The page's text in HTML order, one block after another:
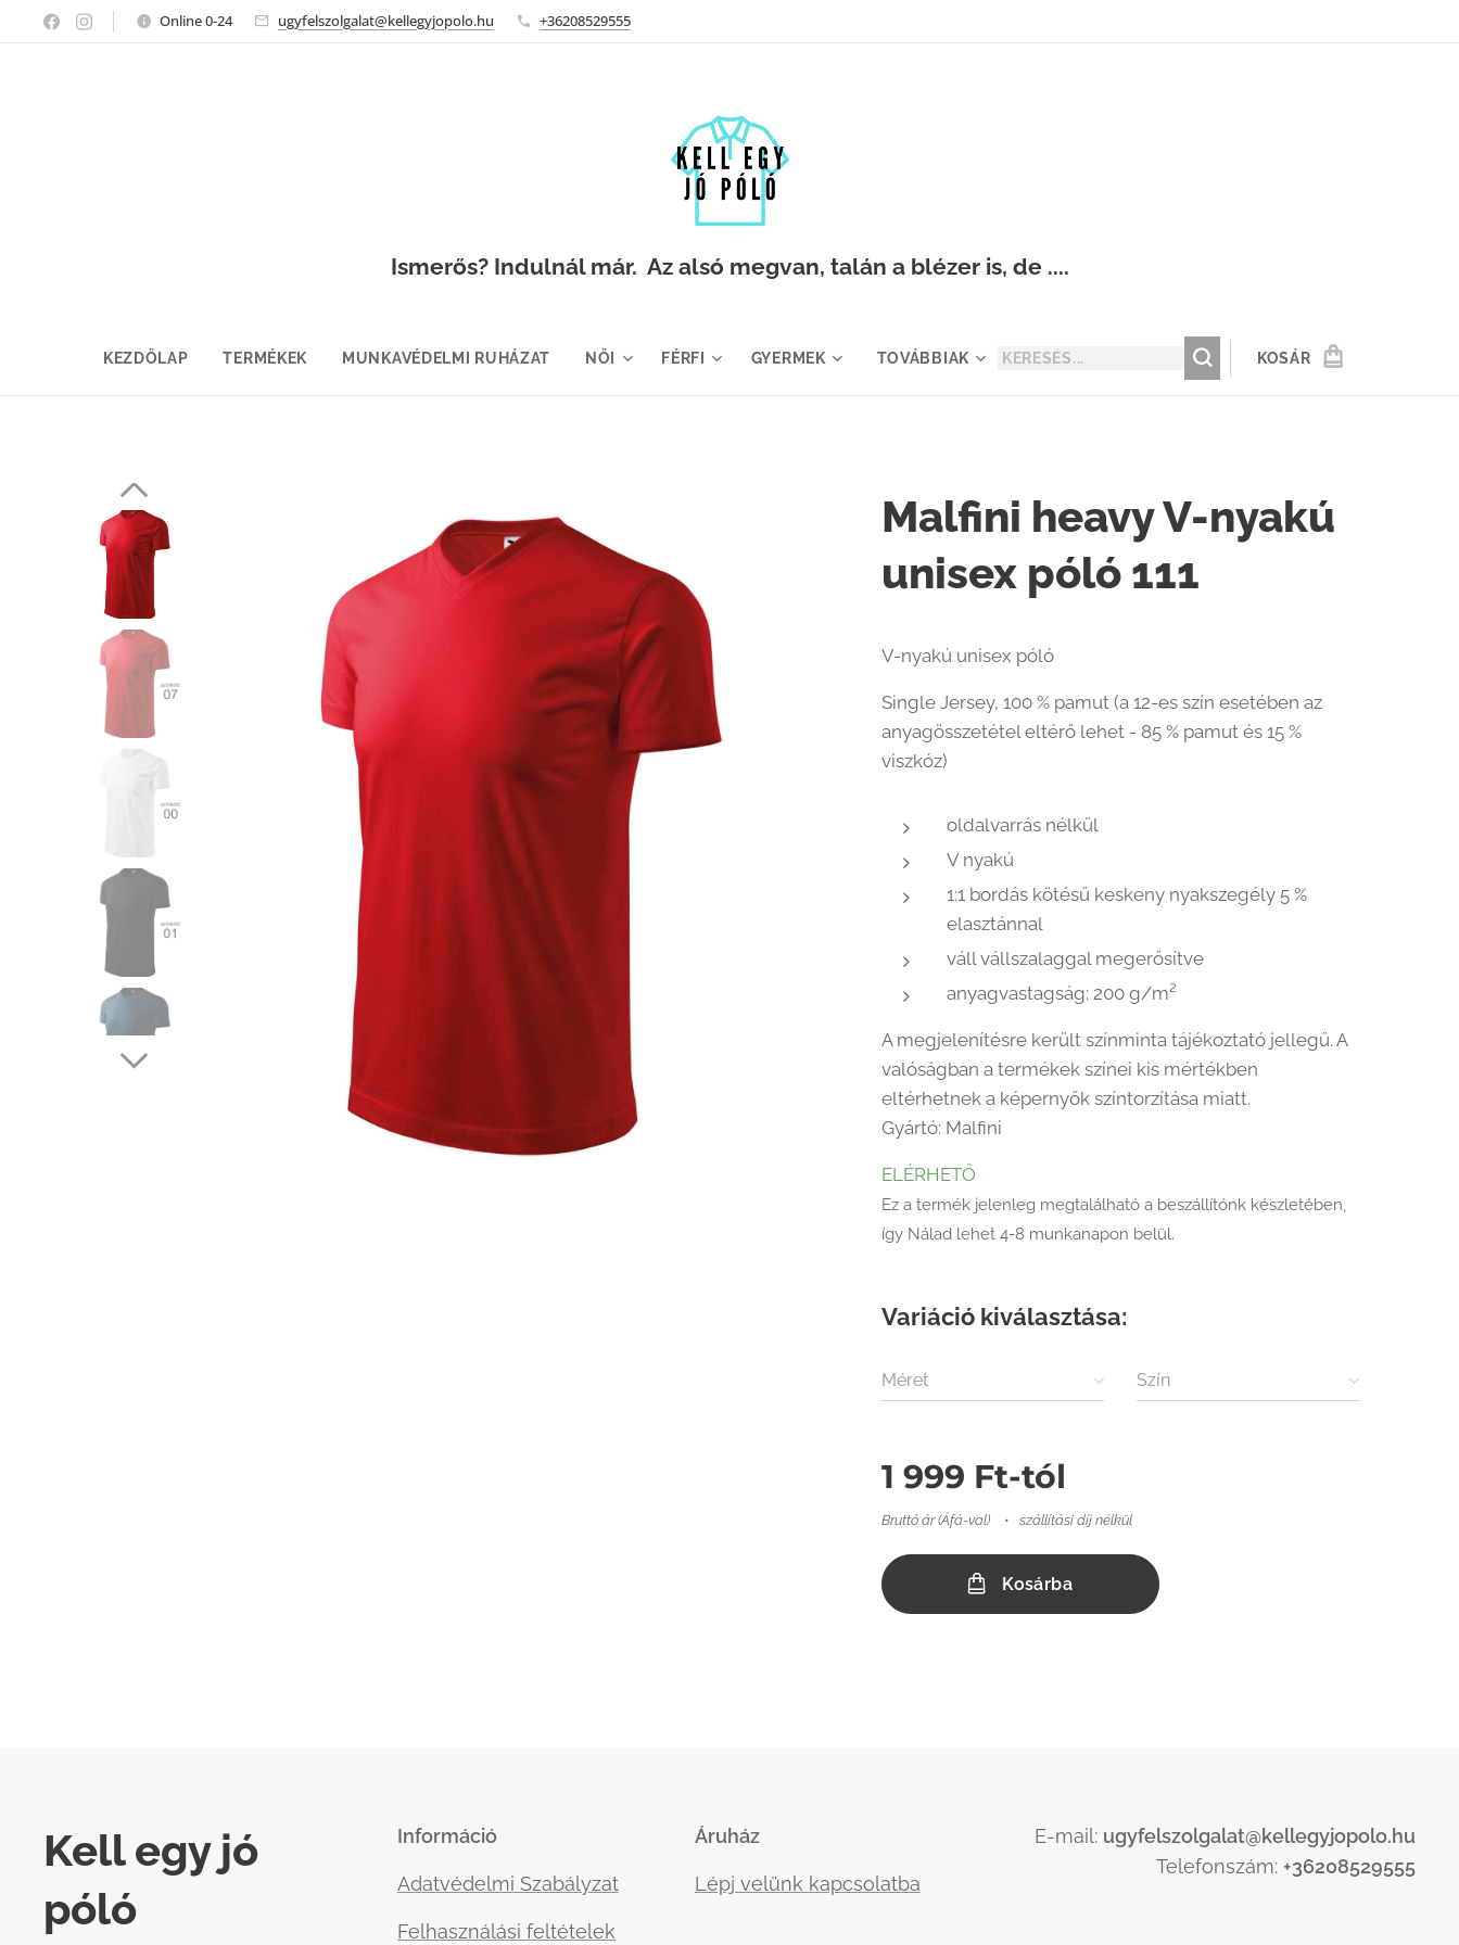
Online 0-24 ugyfelszolgalat@kellegyjopolo.hu +36208529555
Ismerős? Indulnál már. Az alsó megvan, talán a blézer is, de ....
KEZDŐLAP TERMÉKEK MUNKAVÉDELMI RUHÁZAT NŐI FÉRFI GYERMEK TOVÁBBIAK KOSÁR
Malfini heavy V-nyakú
unisex póló 111
V-nyakú unisex póló
Single Jersey, 100 % pamut (a 12-es szín esetében az
anyagösszetétel eltérő lehet - 85 % pamut és 15 %
viszkóz)
oldalvarrás nélkül
V nyakú
1:1 bordás kötésű keskeny nyakszegély 5 %
elasztánnal
váll vállszalaggal megerősítve
anyagvastagság: 200 g/m²
A megjelenítésre került színminta tájékoztató jellegű. A
valóságban a termékek színei kis mértékben
eltérhetnek a képernyők színtorzítása miatt.
Gyártó: Malfini
ELÉRHETŐ
Ez a termék jelenleg megtalálható a beszállítónk készletében,
így Nálad lehet 4-8 munkanapon belül.
Variáció kiválasztása:
Méret Szín
1 999 Ft-tól
Bruttó ár (Áfá-val) szállítási díj nélkül
Kosárba
Kell egy jó
póló
Információ
Adatvédelmi Szabályzat
Felhasználási feltételek
Áruház
Lépj velünk kapcsolatba
E-mail: ugyfelszolgalat@kellegyjopolo.hu
Telefonszám: +36208529555